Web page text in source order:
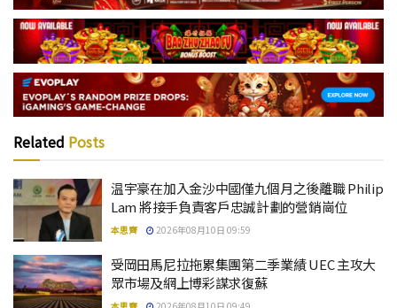
Related Posts
温宇豪在加入金沙中國僅九個月之後離職 Philip
Lam 將接手負責客戶忠誠計劃的營銷崗位
本思齊 2026年08月10日 09:59
受岡田馬尼拉拖累集團第二季業績 UEC 主攻大
眾市場及網上博彩謀求復蘇